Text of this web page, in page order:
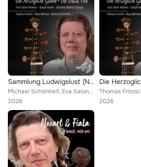
Sammlung Ludwigslust (No. 16 Der Traum il Re Theodor)
Michael Schönheit, Eva Salonen, Stephan Wünsch, Thomas Fritzsch
2026
2026